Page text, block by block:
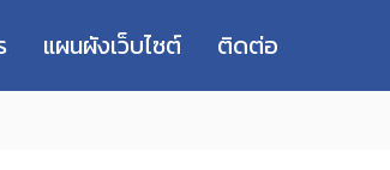
แผนผังเว็บไซต์ ติดต่อ